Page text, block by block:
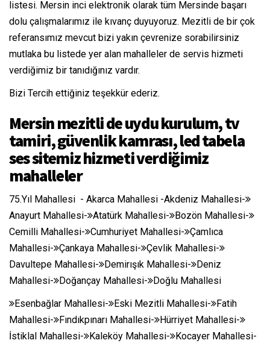
listesi. Mersin inci elektronik olarak tüm Mersinde başarı
dolu çalışmalarımız ile kıvanç duyuyoruz. Mezitli de bir çok
referansımız mevcut bizi yakın çevrenize sorabilirsiniz
mutlaka bu listede yer alan mahalleler de servis hizmeti
verdiğimiz bir tanıdığınız vardır.
Bizi Tercih ettiğiniz teşekkür ederiz.
Mersin mezitli de uydu kurulum, tv
tamiri, güvenlik kamrası, led tabela
ses sitemiz hizmeti verdiğimiz
mahalleler
75.Yıl Mahallesi - Akarca Mahallesi -Akdeniz Mahallesi-
Anayurt Mahallesi- Atatürk Mahallesi- Bozön Mahallesi-
Cemilli Mahallesi- Cumhuriyet Mahallesi- Çamlıca
Mahallesi- Çankaya Mahallesi- Çevlik Mahallesi-
Davultepe Mahallesi- Demirışık Mahallesi- Deniz
Mahallesi- Doğançay Mahallesi- Doğlu Mahallesi
Esenbağlar Mahallesi- Eski Mezitli Mahallesi- Fatih
Mahallesi- Fındıkpınarı Mahallesi- Hürriyet Mahallesi-
İstiklal Mahallesi- Kaleköy Mahallesi- Kocayer Mahallesi-